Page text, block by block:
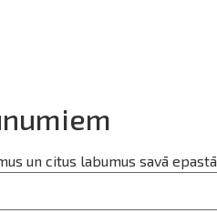
un citus labumus savā epastā.